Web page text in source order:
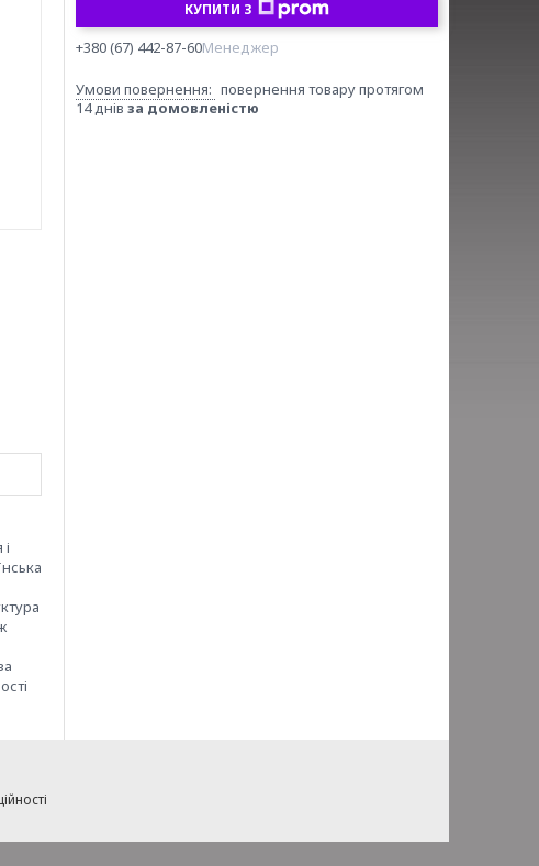
КУПИТИ З
+380 (67) 442-87-60Менеджер
повернення товару протягом
14 днів за домовленістю